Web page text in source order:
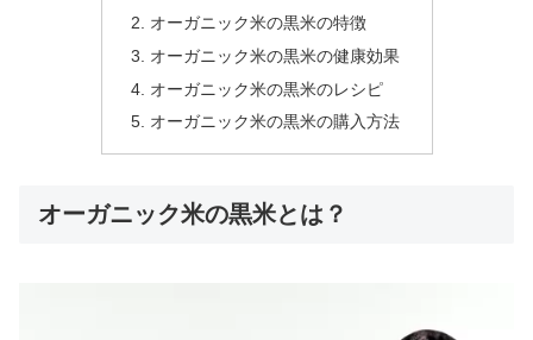
オーガニック米の黒米の特徴
オーガニック米の黒米の健康効果
オーガニック米の黒米のレシピ
オーガニック米の黒米の購入方法
オーガニック米の黒米とは？